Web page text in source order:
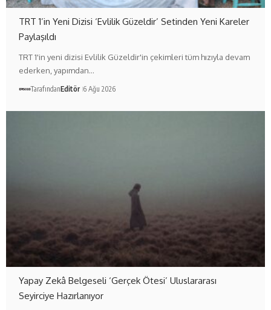
TRT 1’in Yeni Dizisi ‘Evlilik Güzeldir’ Setinden Yeni Kareler
Paylaşıldı
TRT 1'in yeni dizisi Evlilik Güzeldir'in çekimleri tüm hızıyla devam
ederken, yapımdan…
TarafındanEditör 6 Ağu 2026
Yapay Zekâ Belgeseli ‘Gerçek Ötesi’ Uluslararası
Seyirciye Hazırlanıyor